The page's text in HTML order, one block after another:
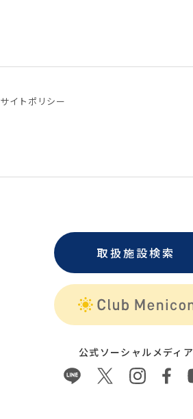
サイトポリシー
取扱施設検索
公式ソーシャルメディア